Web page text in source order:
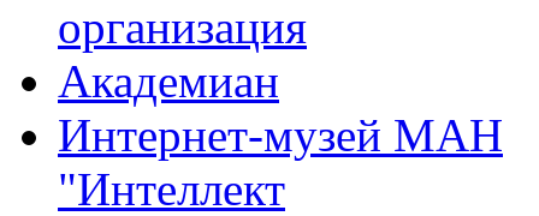
организация
Академиан
Интернет-музей МАН
"Интеллект